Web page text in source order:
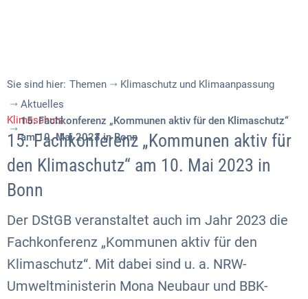
Sie sind hier: Themen
Klimaschutz und Klimaanpassung
Aktuelles
15. Fachkonferenz „Kommunen aktiv für den Klimaschutz“
am 10. Mai 2023 in Bonn
Klimaschutz
15. Fachkonferenz „Kommunen aktiv für
den Klimaschutz“ am 10. Mai 2023 in
Bonn
Der DStGB veranstaltet auch im Jahr 2023 die
Fachkonferenz „Kommunen aktiv für den
Klimaschutz“. Mit dabei sind u. a. NRW-
Umweltministerin Mona Neubaur und BBK-